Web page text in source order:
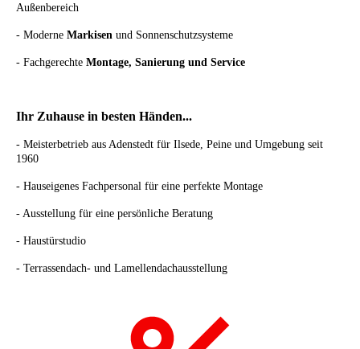
Außenbereich
- Moderne Markisen und Sonnenschutzsysteme
- Fachgerechte Montage, Sanierung und Service
Ihr Zuhause in besten Händen...
- Meisterbetrieb aus Adenstedt für Ilsede, Peine und Umgebung seit
1960
- Hauseigenes Fachpersonal für eine perfekte Montage
- Ausstellung für eine persönliche Beratung
- Haustürstudio
- Terrassendach- und Lamellendachausstellung